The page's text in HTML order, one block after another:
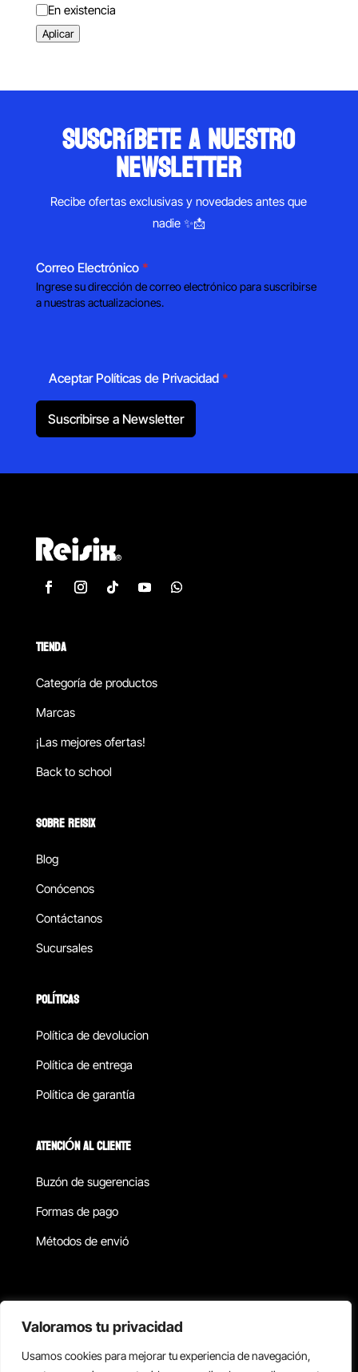
Valoramos tu privacidad
Usamos cookies para mejorar tu experiencia de navegación,
Estado
En existencia
Aplicar
suscríbete a nuestro
newsletter
Recibe ofertas exclusivas y novedades antes que
nadie ✨📩
Correo Electrónico *
Ingrese su dirección de correo electrónico para suscribirse
a nuestras actualizaciones.
Aceptar Políticas de Privacidad *
Suscribirse a Newsletter
TIENDA
Categoría de productos
Marcas
¡Las mejores ofertas!
Back to school
SOBRE REISIX
Blog
Conócenos
Contáctanos
Sucursales
POLÍTICAS
Política de devolucion
Política de entrega
Política de garantía
ATENCIÓN AL CLIENTE
Buzón de sugerencias
Formas de pago
Métodos de envió
Copyright © 2026 Reisix. Todos los derechos reservados.